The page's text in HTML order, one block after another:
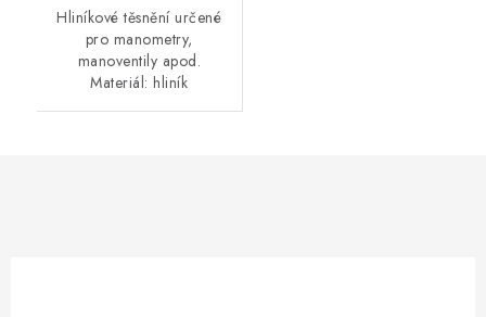
Hliníkové těsnění určené
pro manometry,
manoventily apod.
Materiál: hliník